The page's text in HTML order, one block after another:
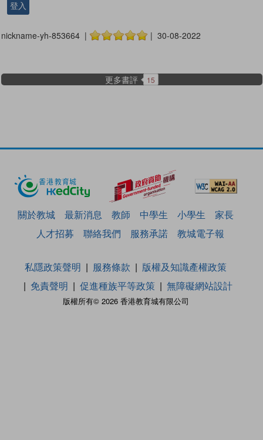
登入
nickname-yh-853664 | | 30-08-2022
更多書評 15
關於教城 最新消息 教師 中學生 小學生
家長
人才招募
聯絡我們 服務承諾 教城電子報
版權所有© 2026 香港教育城有限公司
私隱政策聲明 服務條款
版權及知識產權政策
免責聲明
促進種族平等政策 無障礙網站設計